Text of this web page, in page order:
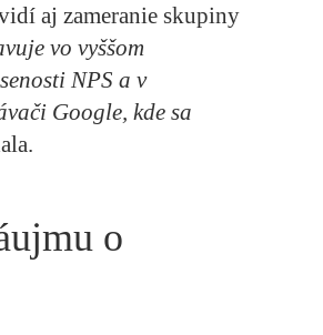
aj zameranie skupiny
vo vyššom
NPS a v
Google, kde sa
o